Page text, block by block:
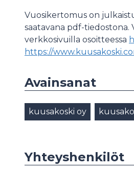
Vuosikertomus on
saatavana pdf-tiedostona.
verkkosivuilla osoitteessa
https://
Avainsanat
kuusakoski oy
Yhteyshenkilöt